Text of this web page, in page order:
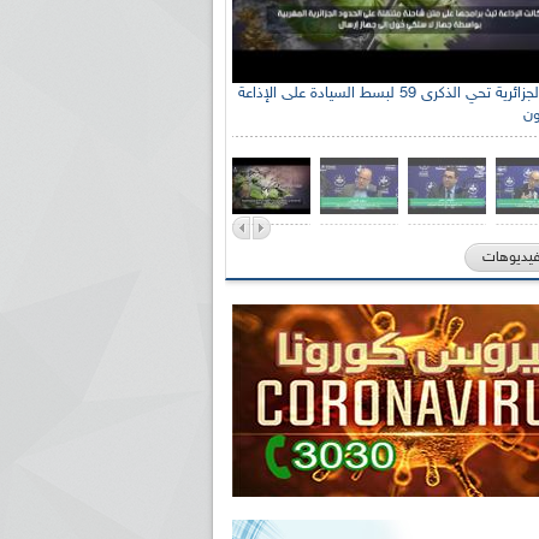
الإذاعة الجزائرية تحي الذكرى 59 لبسط السيادة على الإذاعة